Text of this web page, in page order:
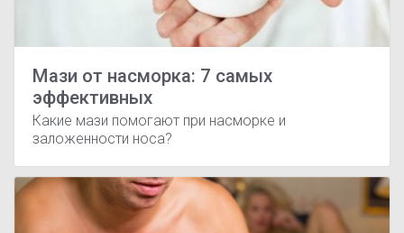
Мази от насморка: 7 самых
эффективных
Какие мази помогают при насморке и
заложенности носа?